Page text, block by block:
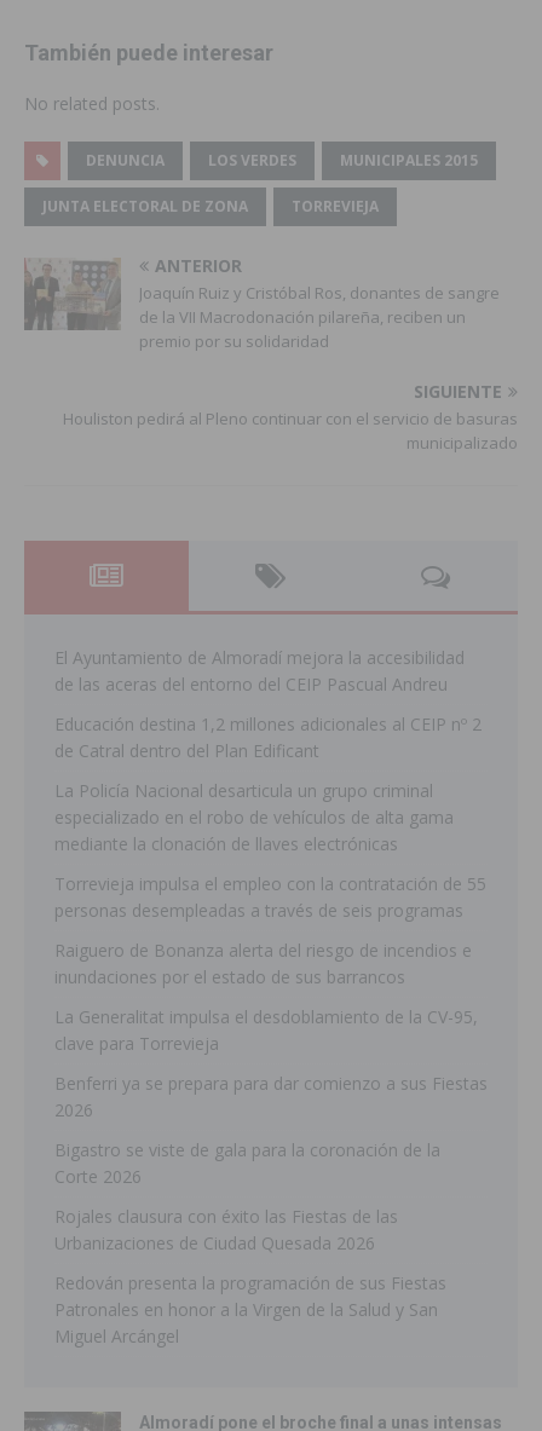
También puede interesar
No related posts.
DENUNCIA LOS VERDES MUNICIPALES 2015
JUNTA ELECTORAL DE ZONA TORREVIEJA
ANTERIOR
Joaquín Ruiz y Cristóbal Ros, donantes de sangre
de la VII Macrodonación pilareña, reciben un
premio por su solidaridad
SIGUIENTE
Houliston pedirá al Pleno continuar con el servicio de basuras
municipalizado
El Ayuntamiento de Almoradí mejora la accesibilidad
de las aceras del entorno del CEIP Pascual Andreu
Educación destina 1,2 millones adicionales al CEIP nº 2
de Catral dentro del Plan Edificant
La Policía Nacional desarticula un grupo criminal
especializado en el robo de vehículos de alta gama
mediante la clonación de llaves electrónicas
Torrevieja impulsa el empleo con la contratación de 55
personas desempleadas a través de seis programas
Raiguero de Bonanza alerta del riesgo de incendios e
inundaciones por el estado de sus barrancos
La Generalitat impulsa el desdoblamiento de la CV-95,
clave para Torrevieja
Benferri ya se prepara para dar comienzo a sus Fiestas
2026
Bigastro se viste de gala para la coronación de la
Corte 2026
Rojales clausura con éxito las Fiestas de las
Urbanizaciones de Ciudad Quesada 2026
Redován presenta la programación de sus Fiestas
Patronales en honor a la Virgen de la Salud y San
Miguel Arcángel
Almoradí pone el broche final a unas intensas